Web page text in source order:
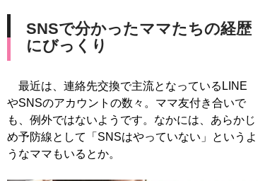
SNSで分かったママたちの経歴
にびっくり
最近は、連絡先交換で主流となっているLINE
やSNSのアカウントの数々。ママ友付き合いで
も、例外ではないようです。なかには、あらかじ
め予防線として「SNSはやっていない」というよ
うなママもいるとか。